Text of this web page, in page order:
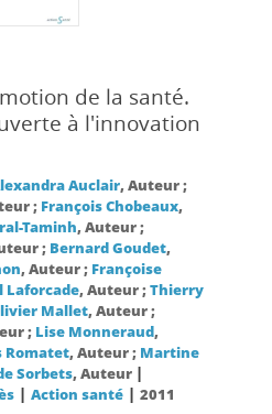
de la santé.
à l'innovation
Auclair, Auteur ;
; François Chobeaux,
Taminh, Auteur ;
; Bernard Goudet,
, Auteur ; Françoise
Laforcade, Auteur ;Thierry
Mallet, Auteur ;
; Lise Monneraud,
Romatet, Auteur ; Martine
Sorbets, Auteur |
| Action santé| 2011